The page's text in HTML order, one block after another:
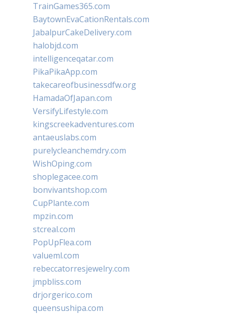
TrainGames365.com
BaytownEvaCationRentals.com
JabalpurCakeDelivery.com
halobjd.com
intelligenceqatar.com
PikaPikaApp.com
takecareofbusinessdfw.org
HamadaOfJapan.com
VersifyLifestyle.com
kingscreekadventures.com
antaeuslabs.com
purelycleanchemdry.com
WishOping.com
shoplegacee.com
bonvivantshop.com
CupPlante.com
mpzin.com
stcreal.com
PopUpFlea.com
valueml.com
rebeccatorresjewelry.com
jmpbliss.com
drjorgerico.com
queensushipa.com